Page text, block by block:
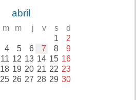
abril
m m j v s d
1 2
4 5 6 7 8 9
11 12 13 14 15 16
18 19 20 21 22 23
25 26 27 28 29 30